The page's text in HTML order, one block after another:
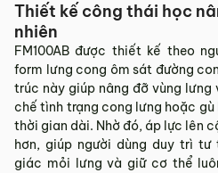
Thiết kế công thái học
nhiên
FM100AB được thiết kế theo
form lưng cong ôm sát đường
trúc này giúp nâng đỡ vùng
chế tình trạng cong lưng hoặc
thời gian dài. Nhờ đó, áp lực lên
hơn, giúp người dùng duy trì
giác mỏi lưng và giữ cơ thể